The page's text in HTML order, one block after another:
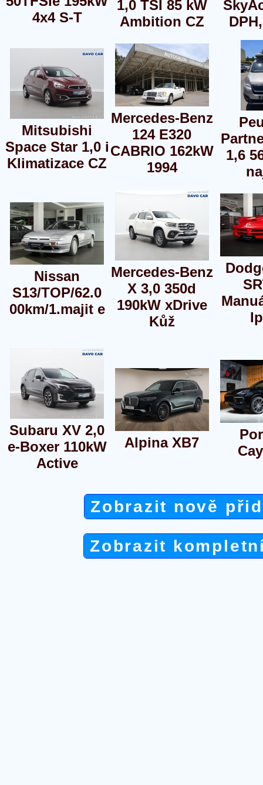
4x4 S-T
1,0 TSI 85 kW
Ambition CZ
Mitsubishi
Space Star 1,0 i
Klimatizace CZ
Mercedes-Benz
124 E320
CABRIO 162kW
1994
1,6
Nissan
S13/TOP/62.0
00km/1.majit e
Mercedes-Benz
X 3,0 350d
190kW xDrive
Kůž
Subaru XV 2,0
e-Boxer 110kW
Active
Alpina XB7
Zobrazit nově
Zobrazit